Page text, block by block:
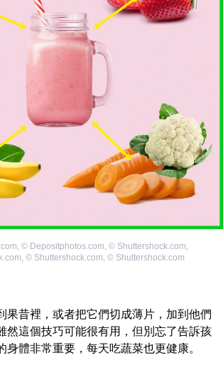
, © Depositphotos.com, © Shuttershock.com,
, © Shuttershock.com, © Shuttershock.com
果昔裡，或者把它們切成薄片，加到他們
然這個技巧可能很有用，但別忘了告訴孩
身體非常重要，每天吃蔬菜也更健康。